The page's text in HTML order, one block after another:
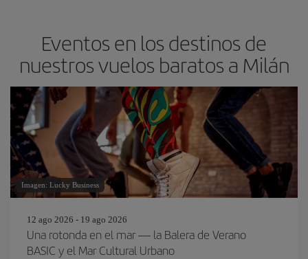
Eventos en los destinos de
nuestros vuelos baratos a Milán
Imagen: Lucky Business
12 ago 2026 - 19 ago 2026
Una rotonda en el mar — la Balera de Verano
BASIC y el Mar Cultural Urbano